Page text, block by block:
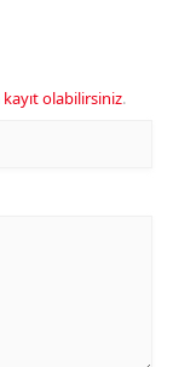
kayıt olabilirsiniz.